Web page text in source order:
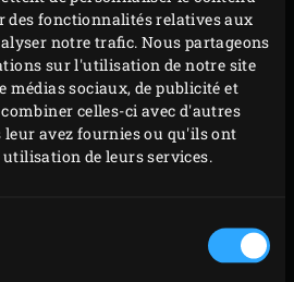
des fonctionnalités relatives aux
notre trafic. Nous partageons
sur l'utilisation de notre site
médias sociaux, de publicité et
celles-ci avec d'autres
avez fournies ou qu'ils ont
de leurs services.
répartissez une poignée de
pommier sur le charbon de bois
le convEGGtor . Remettez le
Saint-Jacques sur le
couvercle de l’EGG et portez la
7 à 8 minutes jusqu’à ce
une température à cœur de 62 °C